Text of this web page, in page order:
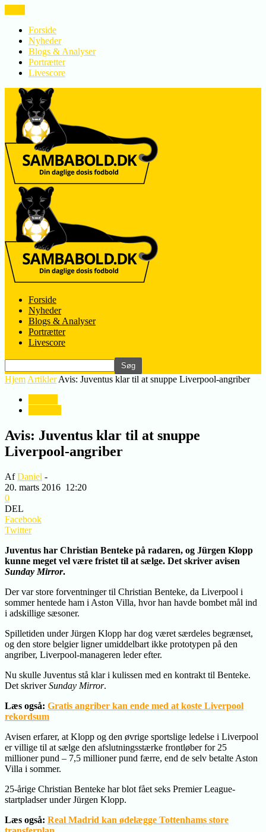
Forside
Nyheder
Blogs & Analyser
Portrætter
Livescore
Forside
Nyheder
Blogs & Analyser
Portrætter
Livescore
Hjem Artikler Avis: Juventus klar til at snuppe Liverpool-angriber
Avis: Juventus klar til at snuppe
Liverpool-angriber
AfDaniel -
20. marts 2016 12:20
0
DEL
Facebook
Twitter
Juventus har Christian Benteke på radaren, og Jürgen Klopp
kunne meget vel være fristet til at sælge. Det skriver avisen
Sunday Mirror.
Der var store forventninger til Christian Benteke, da Liverpool i
sommer hentede ham i Aston Villa, hvor han havde bombet mål ind
i adskillige sæsoner.
Spilletiden under Jürgen Klopp har dog været særdeles begrænset,
og den store belgier ligner umiddelbart ikke prototypen på den
angriber, Liverpool-manageren leder efter.
Nu skulle Juventus stå klar i kulissen med en kontrakt til Benteke.
Det skriverSunday Mirror.
Læs også: Gratis angriber kan ende med at koste Liverpool
rekordsum
Avisen erfarer, at Klopp og den øvrige sportslige ledelse i Liverpool
er villige til at sælge den afslutningsstærke frontløber for 25
millioner pund – 7,5 millioner pund færre, end de selv betalte Aston
Villa i sommer.
25-årige Christian Benteke har blot fået seks Premier League-
startpladser under Jürgen Klopp.
Læs også: Real Madrid kan ødelægge Tottenhams store